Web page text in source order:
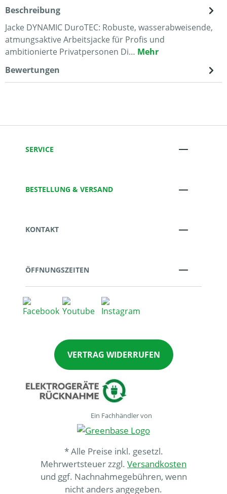
Beschreibung
Jacke DYNAMIC DuroTEC: Robuste, wasserabweisende,
atmungsaktive Arbeitsjacke für Profis und
ambitionierte Privatpersonen Di… Mehr
Bewertungen
SERVICE
BESTELLUNG & VERSAND
KONTAKT
ÖFFNUNGSZEITEN
VERTRAG WIDERRUFEN
Ein Fachhändler von
* Alle Preise inkl. gesetzl.
Mehrwertsteuer zzgl. Versandkosten
und ggf. Nachnahmegebühren, wenn
nicht anders angegeben.